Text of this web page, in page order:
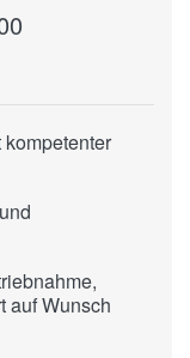
kompetenter
auf Wunsch